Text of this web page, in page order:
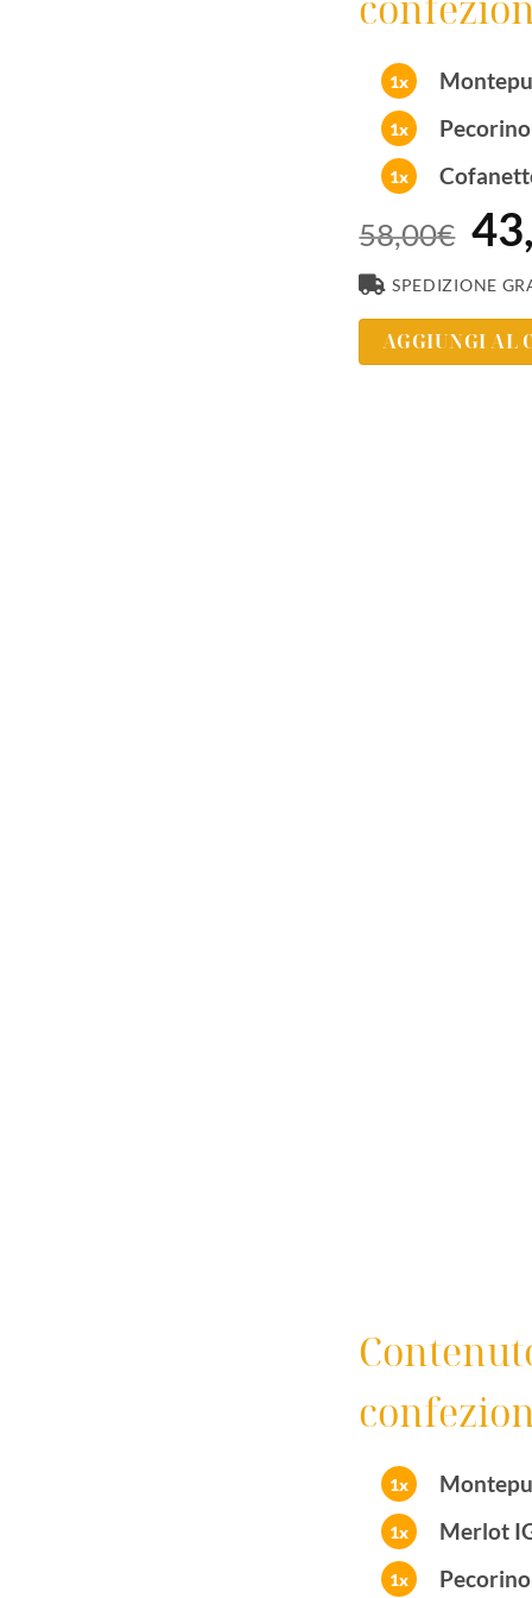
1x
1x
1x
58,00€
SPEDIZIONE
AGGIUNGI AL
1x
1x Merlot
1x